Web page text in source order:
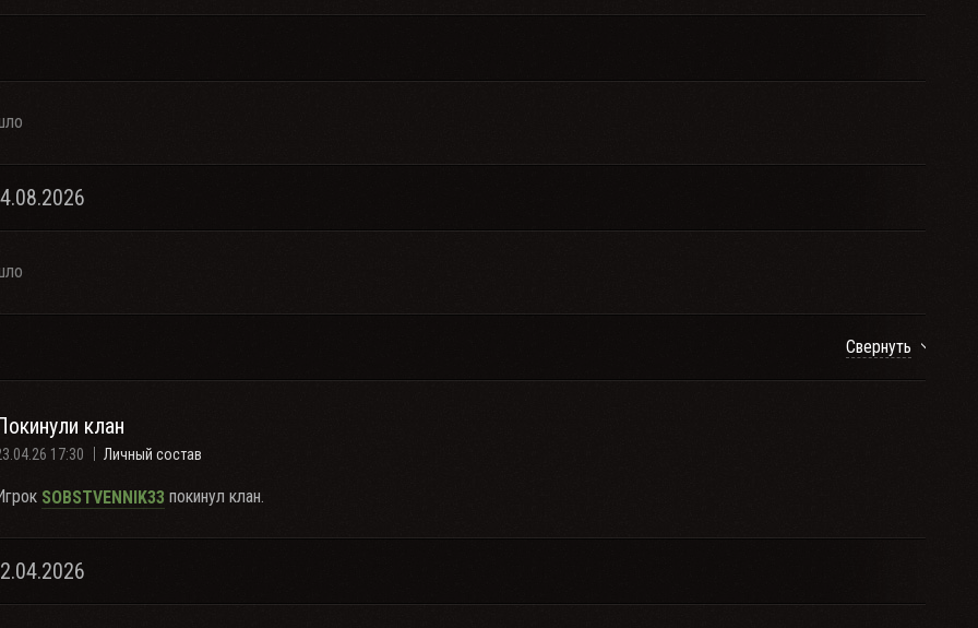
Свернуть
клан
17:30 Личный состав
SOBSTVENNIK33 покинул клан.